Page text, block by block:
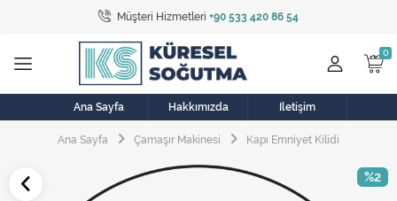
Müşteri Hizmetleri +90 533 420 86 54
Tüm Kategoriler
Bulaşık Makinesi
Buzdolabı
Çamaşır Kurutma Makinesi
Ana Sayfa Hakkımızda İletişim
Ana Sayfa Çamaşır Makinesi Kapı Emniyet Kilidi
%2